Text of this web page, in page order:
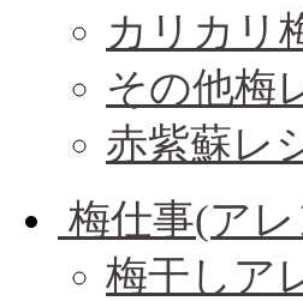
カリカリ
その他梅
赤紫蘇レ
梅仕事(ア
梅干しア